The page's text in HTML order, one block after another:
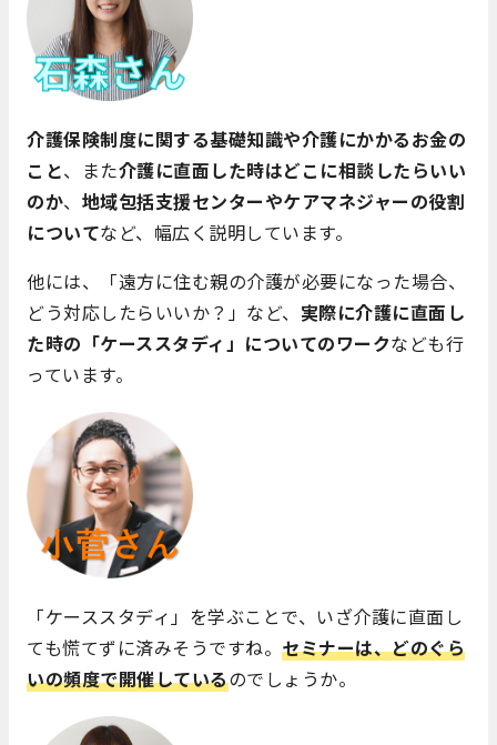
介護保険制度に関する基礎知識や介護にかかるお金の
こと、また介護に直面した時はどこに相談したらいい
のか、 地域包括支援センターやケアマネジャーの役割
についてなど、幅広く説明しています。
他には、「遠方に住む親の介護が必要になった場合、
どう対応したらいいか？」など、 実際に介護に直面し
た時の「ケーススタディ」についてのワークなども行
っています。
「ケーススタディ」を学ぶことで、いざ介護に直面し
ても慌てずに済みそうですね。 セミナーは、どのぐら
いの頻度で開催しているのでしょうか。